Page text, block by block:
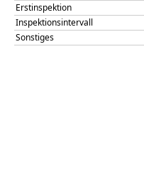
Erstinspektion
Inspektionsintervall
Sonstiges